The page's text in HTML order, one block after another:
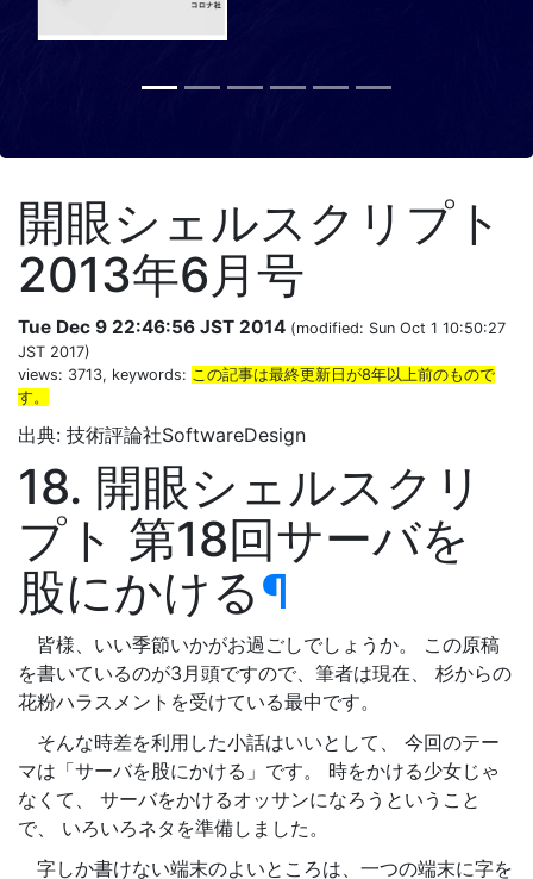
開眼シェルスクリプト
2013年6月号
Tue Dec 9 22:46:56 JST 2014 (modified: Sun Oct 1 10:50:27
JST 2017)
views: 3713, keywords: この記事は最終更新日が8年以上前のもので
す。
出典: 技術評論社SoftwareDesign
18. 開眼シェルスクリ
プト 第18回サーバを
股にかける¶
皆様、いい季節いかがお過ごしでしょうか。 この原稿
を書いているのが3月頭ですので、筆者は現在、 杉からの
花粉ハラスメントを受けている最中です。
そんな時差を利用した小話はいいとして、 今回のテー
マは「サーバを股にかける」です。 時をかける少女じゃ
なくて、 サーバをかけるオッサンになろうということ
で、 いろいろネタを準備しました。
字しか書けない端末のよいところは、一つの端末に字を